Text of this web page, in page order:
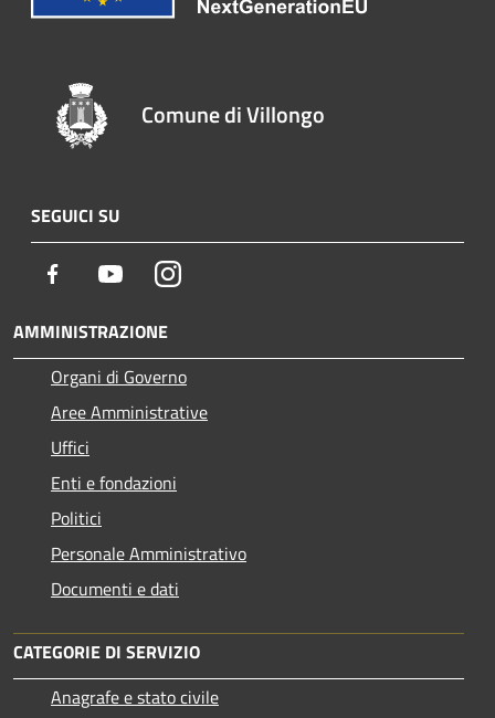
Comune di Villongo
SEGUICI SU
Facebook YoutubeInstagram
AMMINISTRAZIONE
Organi di Governo
Aree Amministrative
Uffici
Enti e fondazioni
Politici
Personale Amministrativo
Documenti e dati
CATEGORIE DI SERVIZIO
Anagrafe e stato civile